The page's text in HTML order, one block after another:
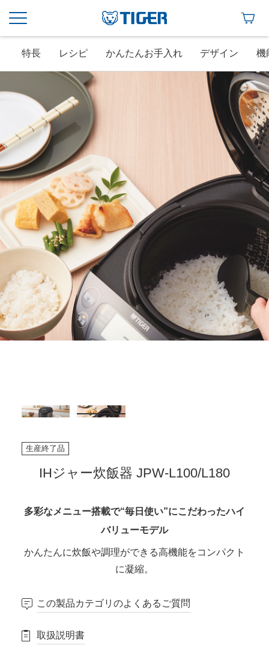
特長 レシピ かんたんお手入れ デザイン 機
生産終了品
IHジャー炊飯器 JPW-L100/L180
多彩なメニュー搭載で“毎日使い”にこだわったハイ
バリューモデル
かんたんに炊飯や調理ができる高機能をコンパクト
に凝縮。
この製品カテゴリのよくあるご質問
取扱説明書